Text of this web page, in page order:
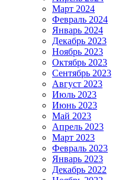
Март 2024
Февраль 2024
Январь 2024
Декабрь 2023
Ноябрь 2023
Октябрь 2023
Сентябрь 2023
Август 2023
Июль 2023
Июнь 2023
Май 2023
Апрель 2023
Март 2023
Февраль 2023
Январь 2023
Декабрь 2022